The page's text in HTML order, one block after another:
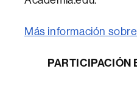
Más información
PARTICIPACIÓN